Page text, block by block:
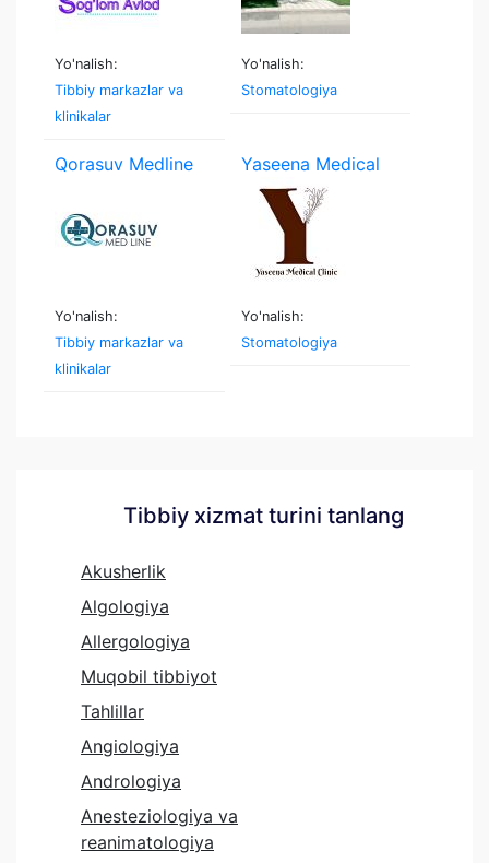
Yo'nalish:
Tibbiy markazlar va
klinikalar
Yo'nalish:
Stomatologiya
Qorasuv Medline
Yo'nalish:
Tibbiy markazlar va
klinikalar
Yaseena Medical
Clinic
Yo'nalish:
Stomatologiya
Tibbiy xizmat turini tanlang
Akusherlik
Algologiya
Allergologiya
Muqobil tibbiyot
Tahlillar
Angiologiya
Andrologiya
Anesteziologiya va
reanimatologiya